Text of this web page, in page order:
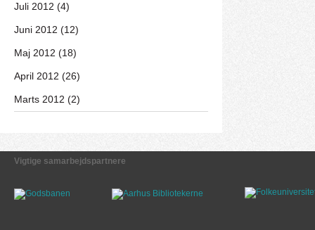
Juli 2012 (4)
Juni 2012 (12)
Maj 2012 (18)
April 2012 (26)
Marts 2012 (2)
Vigtige samarbejdspartnere